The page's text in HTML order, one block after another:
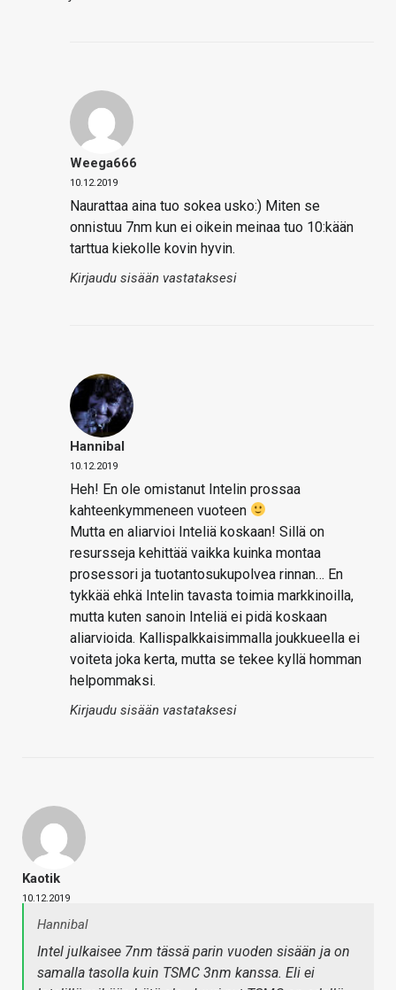
Weega666
10.12.2019
Naurattaa aina tuo sokea usko:) Miten se
onnistuu 7nm kun ei oikein meinaa tuo 10:kään
tarttua kiekolle kovin hyvin.
Kirjaudu sisään vastataksesi
Hannibal
10.12.2019
Heh! En ole omistanut Intelin prossaa
kahteenkymmeneen vuoteen
Mutta en aliarvioi Inteliä koskaan! Sillä on
resursseja kehittää vaikka kuinka montaa
prosessori ja tuotantosukupolvea rinnan… En
tykkää ehkä Intelin tavasta toimia markkinoilla,
mutta kuten sanoin Inteliä ei pidä koskaan
aliarvioida. Kallispalkkaisimmalla joukkueella ei
voiteta joka kerta, mutta se tekee kyllä homman
helpommaksi.
Kirjaudu sisään vastataksesi
Kaotik
10.12.2019
Hannibal
Intel julkaisee 7nm tässä parin vuoden sisään ja on
samalla tasolla kuin TSMC 3nm kanssa. Eli ei